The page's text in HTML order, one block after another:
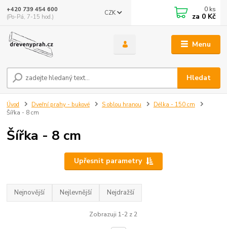
Menu
CZK
Hledat
+420 739 454 600
(Po-Pá, 7-15 hod.)
0 ks
za 0 Kč
Úvod Dveřní prahy - bukové S oblou hranou
Délka - 150 cm
Šířka - 8 cm
Šířka - 8 cm
Upřesnit parametry
Nejnovější Nejlevnější Nejdražší
Zobrazuji 1-2 z 2